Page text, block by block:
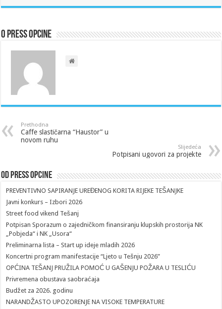
O Press Opcine
Prethodna
Caffe slastičarna “Haustor” u
novom ruhu
Slijedeća
Potpisani ugovori za projekte
Od Press Opcine
PREVENTIVNO SAPIRANJE UREĐENOG KORITA RIJEKE TEŠANJKE
Javni konkurs – Izbori 2026
Street food vikend Tešanj
Potpisan Sporazum o zajedničkom finansiranju klupskih prostorija NK
„Pobjeda“ i NK „Usora“
Preliminarna lista – Start up ideje mladih 2026
Koncertni program manifestacije “Ljeto u Tešnju 2026”
OPĆINA TEŠANJ PRUŽILA POMOĆ U GAŠENJU POŽARA U TESLIĆU
Privremena obustava saobraćaja
Budžet za 2026. godinu
NARANDŽASTO UPOZORENJE NA VISOKE TEMPERATURE